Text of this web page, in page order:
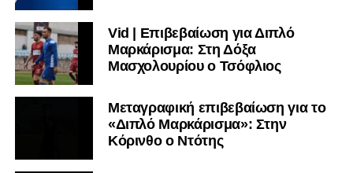
Vid | Επιβεβαίωση για Διπλό
Μαρκάρισμα: Στη Δόξα
Μασχολουρίου ο Τσόφλιος
Μεταγραφική επιβεβαίωση για το
«Διπλό Μαρκάρισμα»: Στην
Κόρινθο ο Ντότης